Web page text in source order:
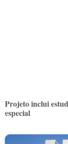
Projeto inclui
especial